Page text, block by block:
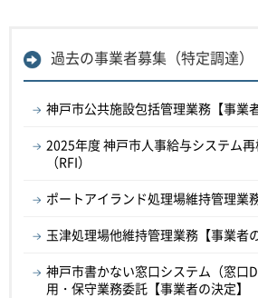
過去の事業者募集（特定調達）
神戸市公共施設包括管理業務【事業
2025年度 神戸市人事給与システム
（RFI）
ポートアイランド処理場維持管理業
玉津処理場他維持管理業務【事業者
神戸市書かない窓口システム（窓口
用・保守業務委託【事業者の決定】